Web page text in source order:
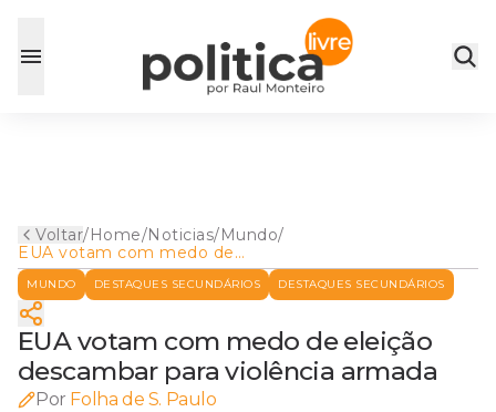
Voltar/Home/Noticias/Mundo/
EUA votam com medo de
eleição descambar para
violência armada
MUNDO DESTAQUES SECUNDÁRIOS DESTAQUES SECUNDÁRIOS
EUA votam com medo de eleição
descambar para violência armada
Por Folha de S. Paulo